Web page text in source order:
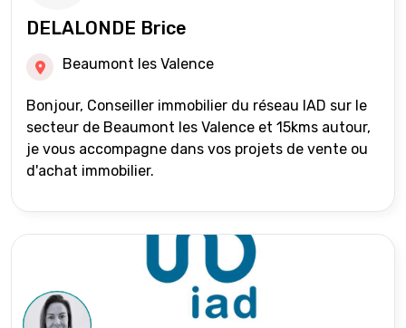
DELALONDE Brice
Beaumont les Valence
Bonjour, Conseiller immobilier du réseau IAD sur le
secteur de Beaumont les Valence et 15kms autour,
je vous accompagne dans vos projets de vente ou
d'achat immobilier.